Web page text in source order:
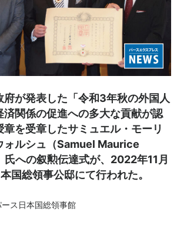
府が発表した「令和3年秋の外国人
済関係の促進への多大な貢献が認
を受章したサミュエル・モーリ
ォルシュ（Samuel Maurice
への叙勲伝達式が、2022年11月
国総領事公邸にて行われた。
ス日本国総領事館